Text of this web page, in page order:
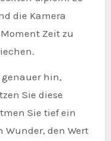
die Kamera
Zeit zu
hin,
Sie diese
Sie tief ein
Wunder, den Wert